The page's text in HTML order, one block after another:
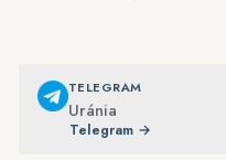
TELEGRAM
Uránia
Telegram →